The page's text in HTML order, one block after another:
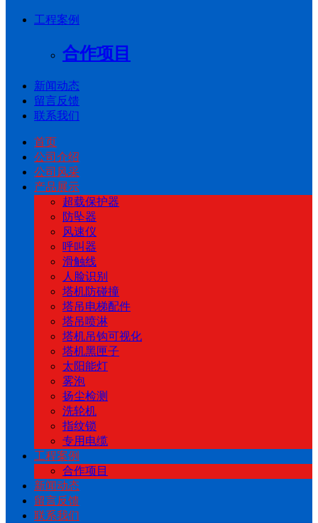
工程案例
合作项目
新闻动态
留言反馈
联系我们
首页
公司介绍
公司风采
产品展示
超载保护器
防坠器
风速仪
呼叫器
滑触线
人脸识别
塔机防碰撞
塔吊电梯配件
塔吊喷淋
塔机吊钩可视化
塔机黑匣子
太阳能灯
雾泡
扬尘检测
洗轮机
指纹锁
专用电缆
工程案例
合作项目
新闻动态
留言反馈
联系我们